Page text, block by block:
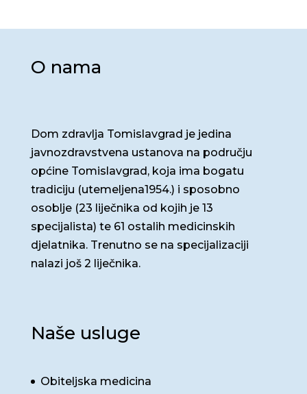
O nama
Dom zdravlja Tomislavgrad je jedina
javnozdravstvena ustanova na području
općine Tomislavgrad, koja ima bogatu
tradiciju (utemeljena1954.) i sposobno
osoblje (23 liječnika od kojih je 13
specijalista) te 61 ostalih medicinskih
djelatnika. Trenutno se na specijalizaciji
nalazi još 2 liječnika.
Naše usluge
Obiteljska medicina